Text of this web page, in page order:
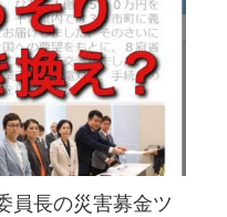
員長の災害募金ツ